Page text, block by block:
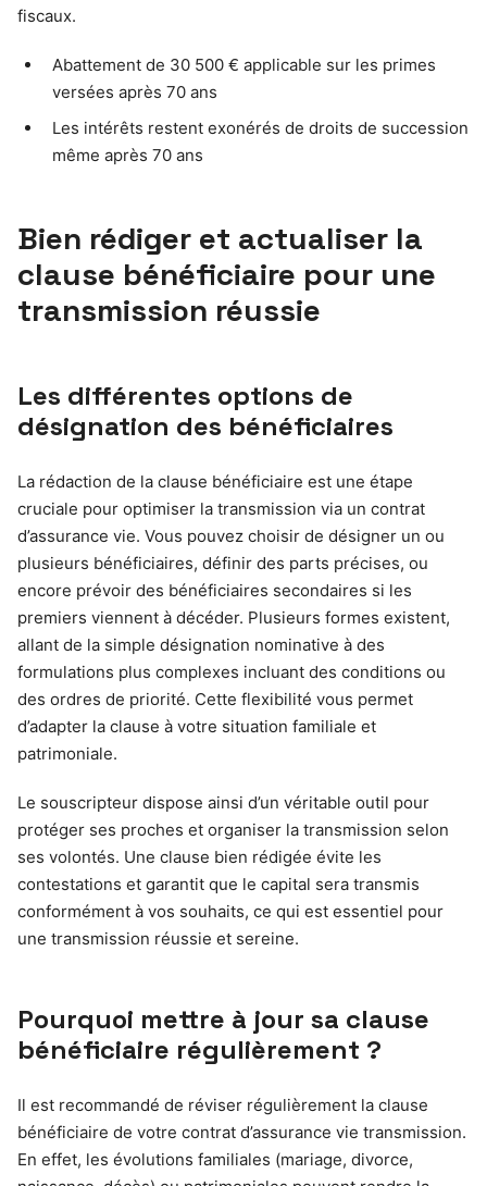
fiscaux.
Abattement de 30 500 € applicable sur les primes
versées après 70 ans
Les intérêts restent exonérés de droits de succession
même après 70 ans
Bien rédiger et actualiser la
clause bénéficiaire pour une
transmission réussie
Les différentes options de
désignation des bénéficiaires
La rédaction de la clause bénéficiaire est une étape
cruciale pour optimiser la transmission via un contrat
d’assurance vie. Vous pouvez choisir de désigner un ou
plusieurs bénéficiaires, définir des parts précises, ou
encore prévoir des bénéficiaires secondaires si les
premiers viennent à décéder. Plusieurs formes existent,
allant de la simple désignation nominative à des
formulations plus complexes incluant des conditions ou
des ordres de priorité. Cette flexibilité vous permet
d’adapter la clause à votre situation familiale et
patrimoniale.
Le souscripteur dispose ainsi d’un véritable outil pour
protéger ses proches et organiser la transmission selon
ses volontés. Une clause bien rédigée évite les
contestations et garantit que le capital sera transmis
conformément à vos souhaits, ce qui est essentiel pour
une transmission réussie et sereine.
Pourquoi mettre à jour sa clause
bénéficiaire régulièrement ?
Il est recommandé de réviser régulièrement la clause
bénéficiaire de votre contrat d’assurance vie transmission.
En effet, les évolutions familiales (mariage, divorce,